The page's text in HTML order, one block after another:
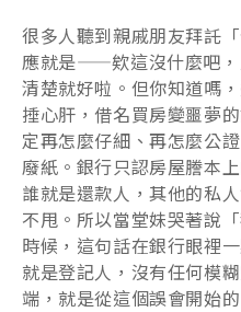
很多人聽到親戚朋友拜託
應就是——欸這沒什麼吧，
清楚就好啦。但你知道嗎
捶心肝，借名買房變噩夢
定再怎麼仔細、再怎麼公
廢紙。銀行只認房屋謄本
誰就是還款人，其他的私
不甩。所以當堂妹哭著說
時候，這句話在銀行眼裡
就是登記人，沒有任何模
端，就是從這個誤會開始的